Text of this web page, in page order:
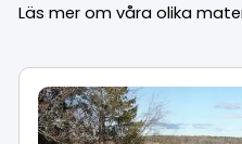
Läs mer om våra olika